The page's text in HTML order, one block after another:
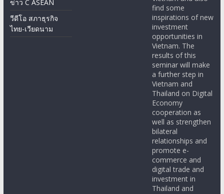
ไทย-เวียดนาม
inspirations of new
investment
opportunities in
Vietnam. The
results of this
seminar will make
a further step in
Vietnam and
Thailand on Digital
Economy
cooperation as
well as strengthen
bilateral
relationships and
promote e-
commerce and
digital trade and
investment in
Thailand and
Vietnam.